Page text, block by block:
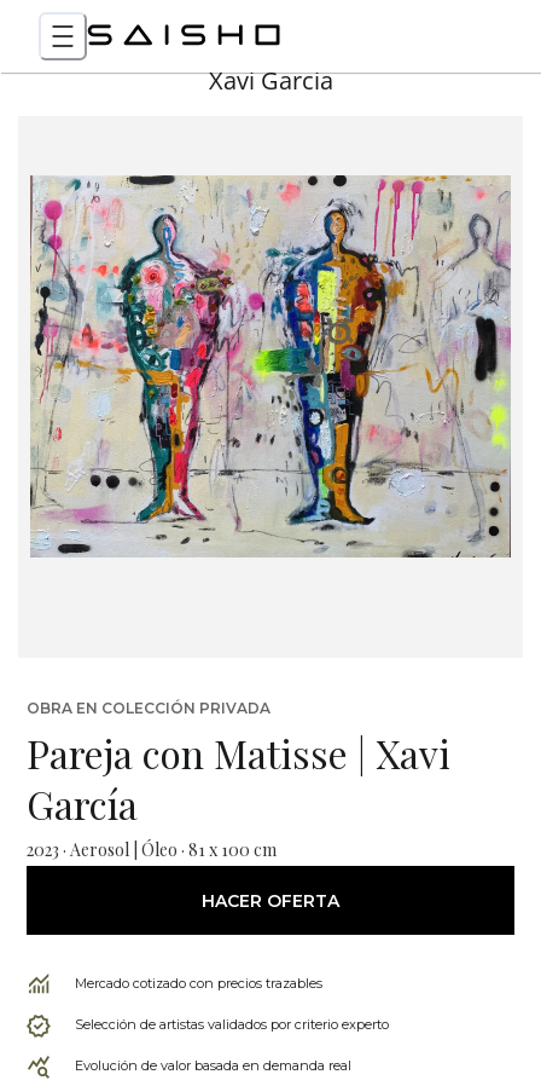
Xavi Garcia
OBRA EN COLECCIÓN PRIVADA
Pareja con Matisse | Xavi
García
2023 · Aerosol | Óleo · 81 x 100 cm
HACER OFERTA
Mercado cotizado con precios trazables
Selección de artistas validados por criterio experto
Evolución de valor basada en demanda real